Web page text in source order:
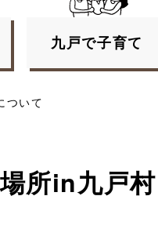
九戸で子育て
ついて
所in九戸